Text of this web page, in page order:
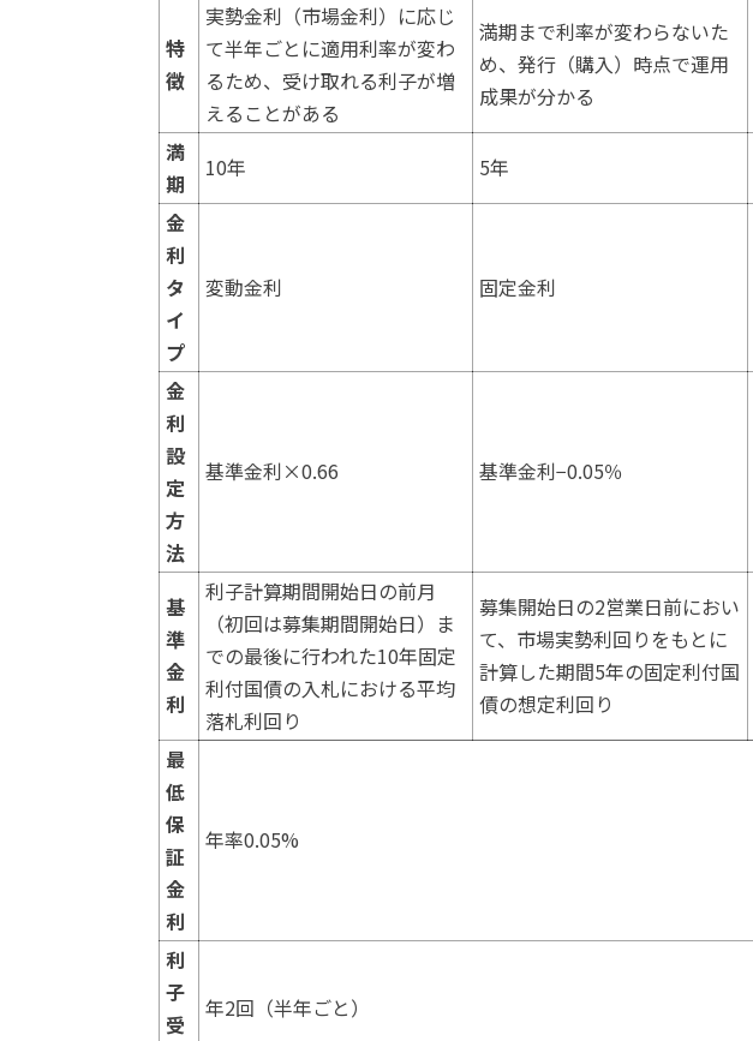
特
徴
実勢金利（市場金利）に応じ
て半年ごとに適用利率が変わ
るため、受け取れる利子が増
えることがある
満期まで利率が変わらないた
め、発行（購入）時点で運用
成果が分かる
満
期
10年 5年
金
利
タ
イ
プ
変動金利 固定金利
金
利
設
定
方
法
基準金利×0.66 基準金利−0.05％
基
準
金
利
利子計算期間開始日の前月
（初回は募集期間開始日）ま
での最後に行われた10年固定
利付国債の入札における平均
落札利回り
募集開始日の2営業日前におい
て、市場実勢利回りをもとに
計算した期間5年の固定利付国
債の想定利回り
最
低
保
証
金
利
年率0.05%
利
子
受
年2回（半年ごと）